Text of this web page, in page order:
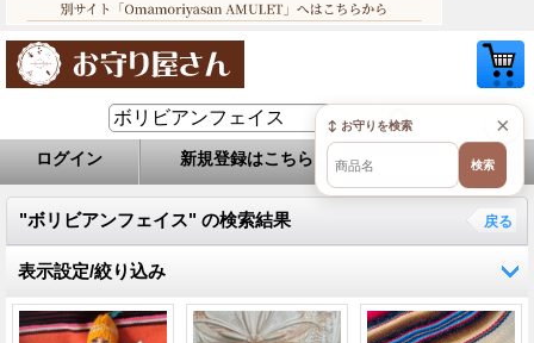
ログイン 新規登録はこちら お問い合せ
"ボリビアンフェイス" の検索結果 戻る
表示設定/絞り込み
×
↕ お守りを検索
検索